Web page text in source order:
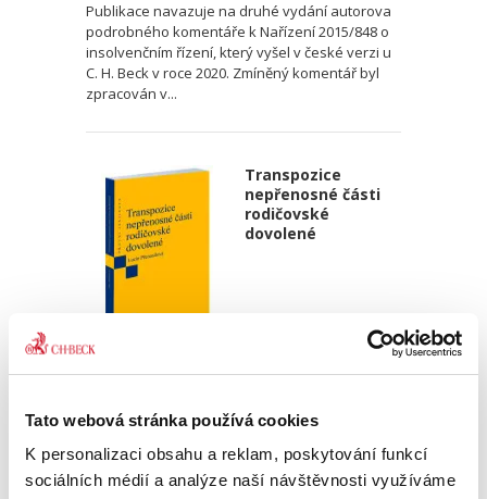
Tato webová stránka používá cookies
K personalizaci obsahu a reklam, poskytování funkcí
sociálních médií a analýze naší návštěvnosti využíváme
Publikace navazuje na druhé vydání autorova
podrobného komentáře k Nařízení 2015/848 o
insolvenčním řízení, který vyšel v české verzi u
C. H. Beck v roce 2020. Zmíněný komentář byl
zpracován v...
Transpozice
nepřenosné části
rodičovské
dovolené
Lucie Přenosilová
340,00 Kč
Monografie analyzuje soulad české právní
úpravy s požadavky čl. 5 odst. 2 a čl. 8 odst. 3